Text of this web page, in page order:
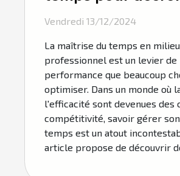
l'efficacité en
Vendredi 13/12/2024
La maîtrise du temps en milieu
professionnel est un levier de
performance que beaucoup
optimiser. Dans un monde où
l'efficacité sont devenues des
compétitivité, savoir gérer
temps est un atout
article propose de découvrir